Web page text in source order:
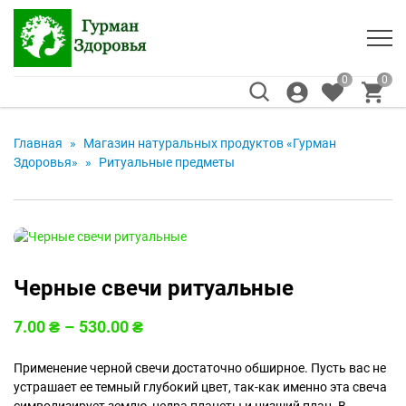
0 0
Главная »
Магазин натуральных продуктов «Гурман
Здоровья»
» Ритуальные предметы
Черные свечи ритуальные
7.00₴ – 530.00₴
Применение черной свечи достаточно обширное. Пусть вас не
устрашает ее темный глубокий цвет, так-как именно эта свеча